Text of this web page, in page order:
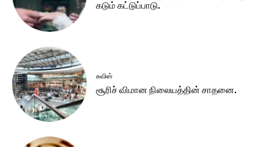
கடும் கட்டுப்பாடு.
சுவிஸ்
சூரிச் விமான நிலையத்தின் சாதனை.